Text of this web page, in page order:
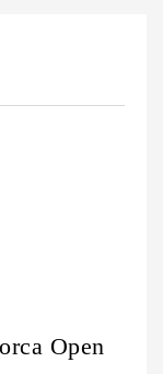
Open